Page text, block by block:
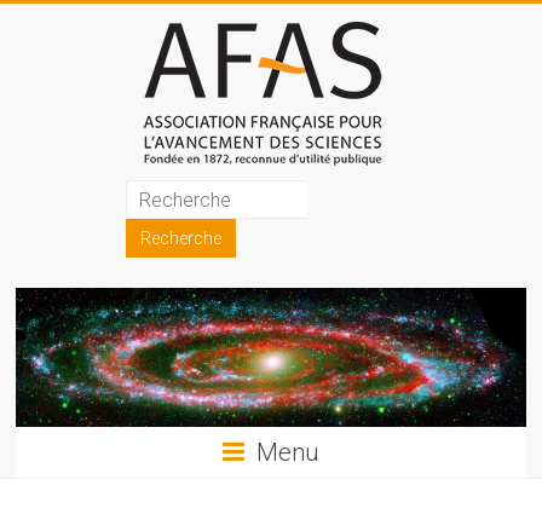
Association
française
pour
l'avancement
des
sciences
Menu